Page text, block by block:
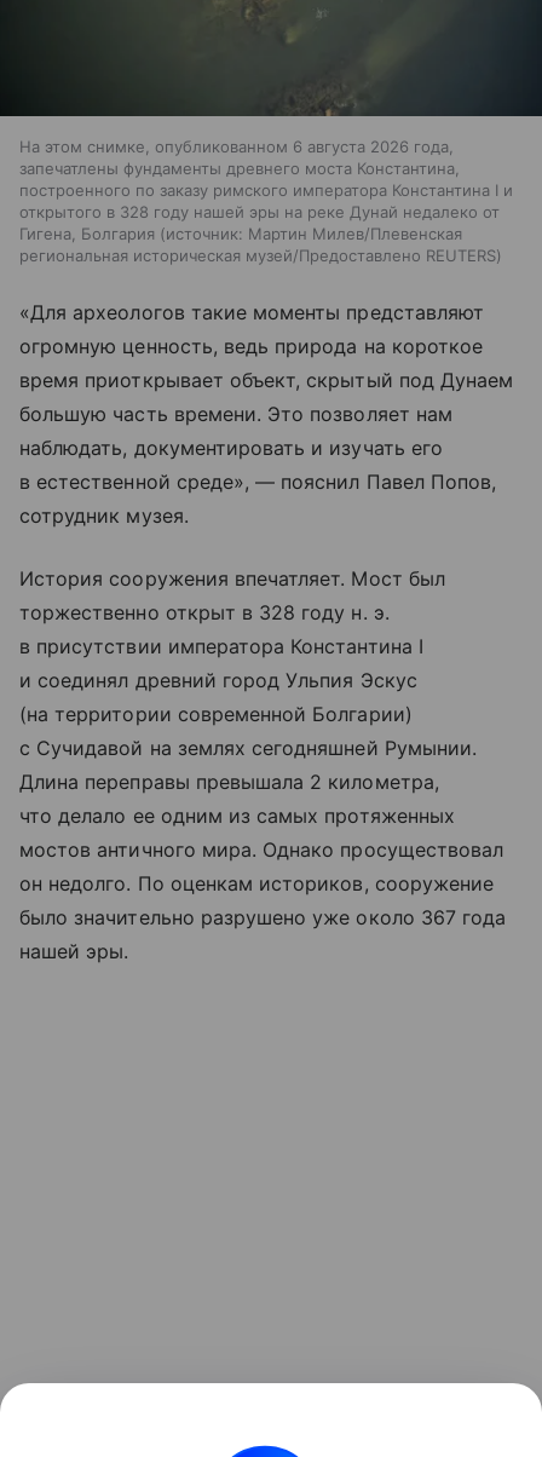
На этом снимке, опубликованном 6 августа 2026 года,
запечатлены фундаменты древнего моста Константина,
построенного по заказу римского императора Константина I и
открытого в 328 году нашей эры на реке Дунай недалеко от
Гигена, Болгария
источник: Мартин Милев/Плевенская
региональная историческая музей/Предоставлено REUTERS
«Для археологов такие моменты представляют
огромную ценность, ведь природа на короткое
время приоткрывает объект, скрытый под Дунаем
большую часть времени. Это позволяет нам
наблюдать, документировать и изучать его
в естественной среде», — пояснил Павел Попов,
сотрудник музея.
История сооружения впечатляет. Мост был
торжественно открыт в 328 году н. э.
в присутствии императора Константина I
и соединял древний город Ульпия Эскус
(на территории современной Болгарии)
с Сучидавой на землях сегодняшней Румынии.
Длина переправы превышала 2 километра,
что делало ее одним из самых протяженных
мостов античного мира. Однако просуществовал
он недолго. По оценкам историков, сооружение
было значительно разрушено уже около 367 года
нашей эры.